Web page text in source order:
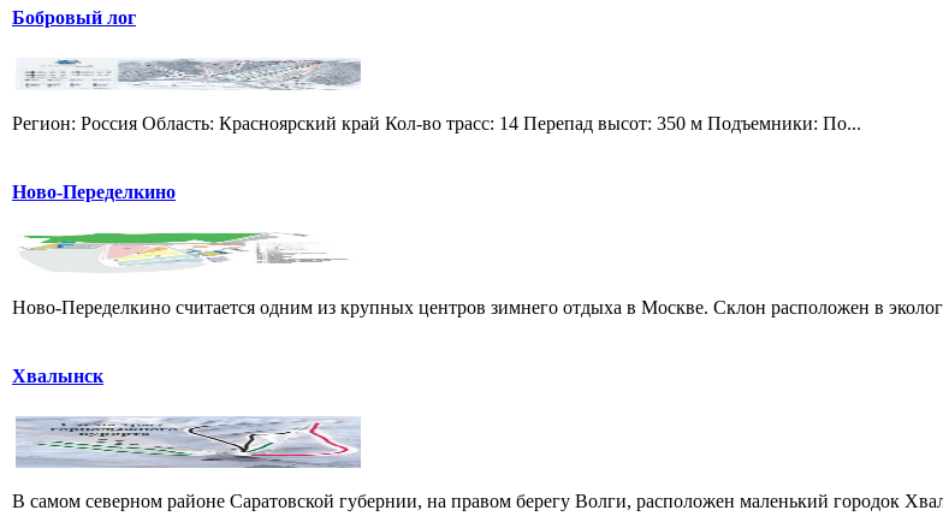
Бобровый лог
Регион: Россия Область: Красноярский край Кол-во трасс: 14 Перепад высот: 350 м Подъемники: По...
Ново-Переделкино
Ново-Переделкино считается одним из крупных центров зимнего отдыха в Москве. Склон расположен в
Хвалынск
В самом северном районе Саратовской губернии, на правом берегу Волги, расположен маленький городок